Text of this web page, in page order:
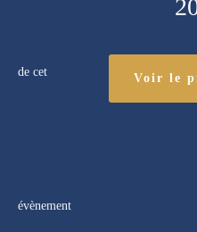
Voir le